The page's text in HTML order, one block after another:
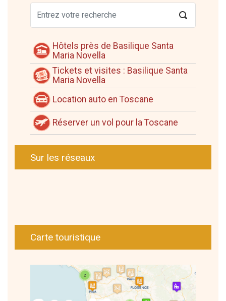
Hôtels près de Basilique Santa
Maria Novella
Tickets et visites : Basilique Santa
Maria Novella
Location auto en Toscane
Réserver un vol pour la Toscane
Sur les réseaux
Carte touristique